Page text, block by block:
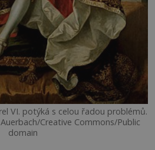
VI. potýká s celou řadou problémů.
Creative Commons/Public
domain